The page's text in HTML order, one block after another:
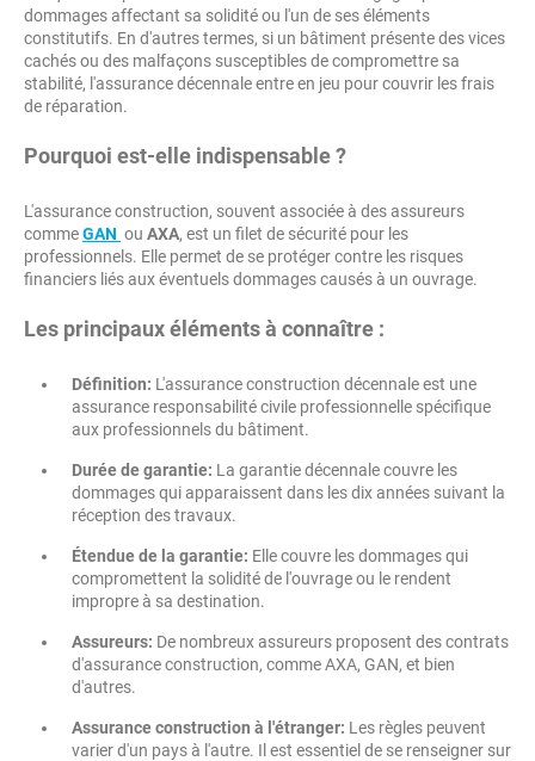
dommages affectant sa solidité ou l'un de ses éléments
constitutifs. En d'autres termes, si un bâtiment présente des vices
cachés ou des malfaçons susceptibles de compromettre sa
stabilité, l'assurance décennale entre en jeu pour couvrir les frais
de réparation.
Pourquoi est-elle indispensable ?
L'assurance construction, souvent associée à des assureurs
commeGAN ou AXA, est un filet de sécurité pour les
professionnels. Elle permet de se protéger contre les risques
financiers liés aux éventuels dommages causés à un ouvrage.
Les principaux éléments à connaître :
Définition: L'assurance construction décennale est une
assurance responsabilité civile professionnelle spécifique
aux professionnels du bâtiment.
Durée de garantie: La garantie décennale couvre les
dommages qui apparaissent dans les dix années suivant la
réception des travaux.
Étendue de la garantie: Elle couvre les dommages qui
compromettent la solidité de l'ouvrage ou le rendent
impropre à sa destination.
Assureurs: De nombreux assureurs proposent des contrats
d'assurance construction, comme AXA, GAN, et bien
d'autres.
Assurance construction à l'étranger: Les règles peuvent
varier d'un pays à l'autre. Il est essentiel de se renseigner sur